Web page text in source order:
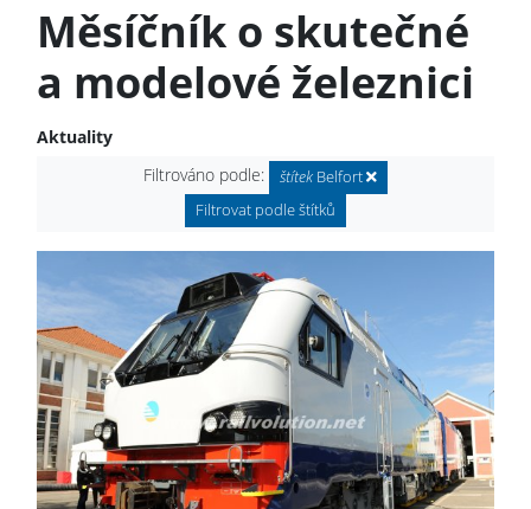
Měsíčník o skutečné
a modelové železnici
Aktuality
Filtrováno podle:
štítek Belfort
Filtrovat podle štítků